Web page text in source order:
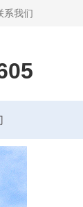
系我们